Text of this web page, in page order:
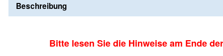
Beschreibung
Bitte lesen Sie die Hinweise am Ende